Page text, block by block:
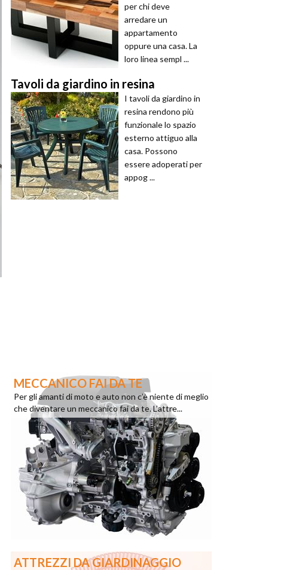
per chi deve
arredare un
appartamento
oppure una casa. La
loro linea sempl ...
Tavoli da giardino in resina
I tavoli da giardino in
resina rendono più
funzionale lo spazio
esterno attiguo alla
casa. Possono
essere adoperati per
appog ...
MECCANICO FAI DA TE
Per gli amanti di moto e auto non c’è niente di meglio
che diventare un meccanico fai da te. L’attre...
ATTREZZI DA GIARDINAGGIO